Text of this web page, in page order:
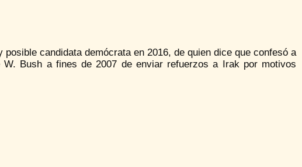
candidata demócrata en 2016, de quien dice que confesó a
Bush a fines de 2007 de enviar refuerzos a Irak por motivos